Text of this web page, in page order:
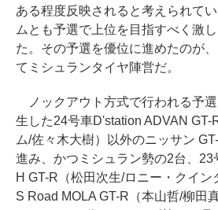
ある程度反映されると考えられて
ムとも予選で上位を目指すべく激
た。その予選を優位に進めたのが
てミシュランタイヤ陣営だ。
ノックアウト方式で行われる予
生した24号車D'station ADVAN GT-
ム/佐々木大樹）以外のニッサン
進み、かつミシュラン勢の2台、23
H GT-R（松田次生/ロニー・クイ
S Road MOLA GT-R（本山哲/柳田